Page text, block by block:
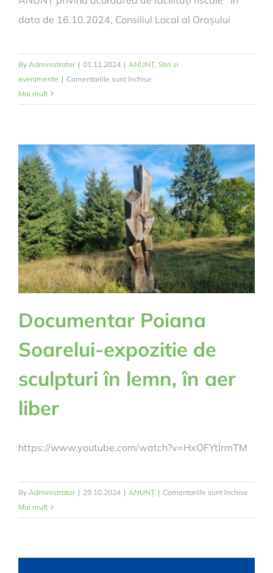
data de 16.10.2024, Consiliul Local al Orașului
By Administrator | 01.11.2024 | ANUNȚ, Stiri si
evenimente | Comentariile sunt închise
privind
facilități
fiscale
Mai mult
Documentar Poiana
Soarelui-expozitie de
sculpturi în lemn, în aer
liber
https://www.youtube.com/watch?v=HxOFYtIrmTM
By Administrator | 29.10.2024 | ANUNȚ | Comentariile sunt închise
Poiana
Mai mult